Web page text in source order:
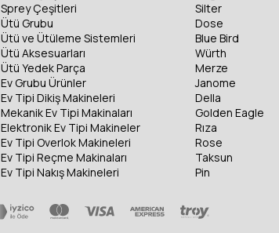
Sprey Çeşitleri
Ütü Grubu
Ütü ve Ütüleme Sistemleri
Ütü Aksesuarları
Ütü Yedek Parça
Ev Grubu Ürünler
Ev Tipi Dikiş Makineleri
Mekanik Ev Tipi Makinaları
Elektronik Ev Tipi Makineler
Ev Tipi Overlok Makineleri
Ev Tipi Reçme Makinaları
Ev Tipi Nakış Makineleri
Silter
Dose
Blue Bird
Würth
Merze
Janome
Della
Golden Eagle
Rıza
Rose
Taksun
Pin